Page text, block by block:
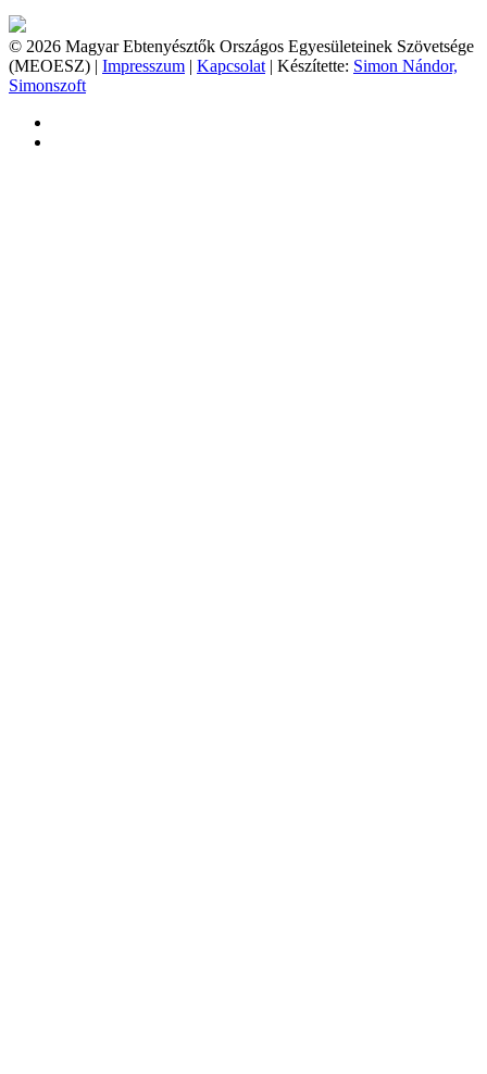
© 2026 Magyar Ebtenyésztők Országos Egyesületeinek Szövetsége
(MEOESZ) | Impresszum | Kapcsolat | Készítette: Simon Nándor,
Simonszoft